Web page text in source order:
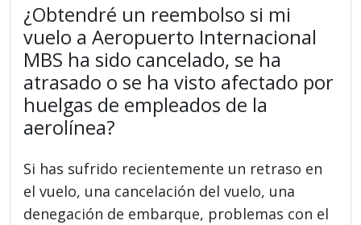
¿Obtendré un reembolso si mi
vuelo a Aeropuerto Internacional
MBS ha sido cancelado, se ha
atrasado o se ha visto afectado por
huelgas de empleados de la
aerolínea?
Si has sufrido recientemente un retraso en
el vuelo, una cancelación del vuelo, una
denegación de embarque, problemas con el